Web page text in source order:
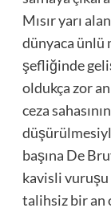
Mısır yarı
dünyaca ünlü
şefliğinde
oldukça zor
ceza
başına De
kavisli vuruşu
talihsiz bir an